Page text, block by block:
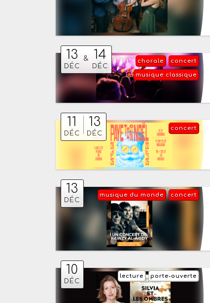
13
DÉC
& 14
DÉC
concert
chorale
musique classique
11
DÉC
13
DÉC
concert
13
DÉC
concert
musique du monde
10
DÉC
porte-ouverte
lecture